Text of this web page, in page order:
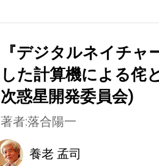
『デジタルネイチャ
した計算機による侘
次惑星開発委員会)
著者:落合陽一
養老 孟司